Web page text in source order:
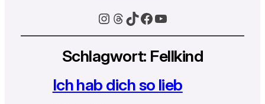
Instagram
Threads
TikTok
Facebook
YouTube
Schlagwort: Fellkind
Ich hab dich so lieb